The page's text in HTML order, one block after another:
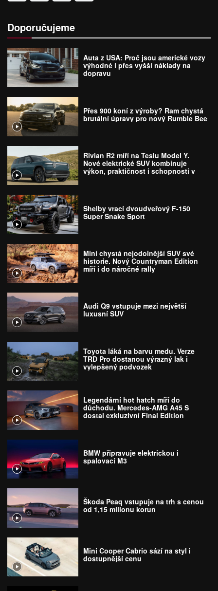
Doporučujeme
Auta z USA: Proč jsou americké vozy
výhodné i přes vyšší náklady na
dopravu
Přes 900 koní z výroby? Ram chystá
brutální úpravy pro nový Rumble Bee
Rivian R2 míří na Teslu Model Y.
Nové elektrické SUV kombinuje
výkon, praktičnost i schopnosti v
Shelby vrací dvoudveřový F-150
Super Snake Sport
Mini chystá nejodolnější SUV své
historie. Nový Countryman Edition
míří i do náročné rally
Audi Q9 vstupuje mezi největší
luxusní SUV
Toyota láká na barvu medu. Verze
TRD Pro dostanou výrazný lak i
vylepšený podvozek
Legendární hot hatch míří do
důchodu. Mercedes-AMG A45 S
dostal exkluzivní Final Edition
BMW připravuje elektrickou i
spalovací M3
Škoda Peaq vstupuje na trh s cenou
od 1,15 milionu korun
Mini Cooper Cabrio sází na styl i
dostupnější cenu